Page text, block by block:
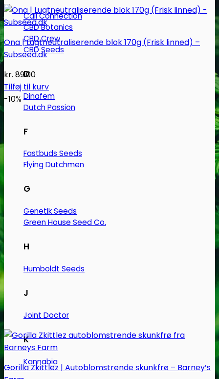
Cali Connection
CBD Botanics
CBD Crew
CBD Seeds
D
Dinafem
Dutch Passion
F
Fastbuds Seeds
Flying Dutchmen
G
Genetik Seeds
Green House Seed Co.
H
Humboldt Seeds
J
Joint Doctor
K
Kannabia
Ona | Lugtneutraliserende blok 170g (Frisk linned) –
Subseed.dk
kr. 89.00
Tilføj til kurv
-10%
Gorilla Zkittlez | Autoblomstrende skunkfrø – Barney’s